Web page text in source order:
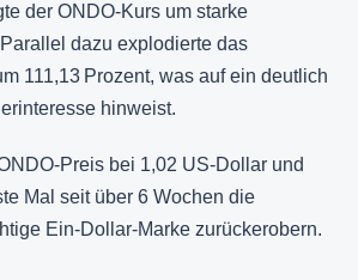
der ONDO-Kurs um starke
dazu explodierte das
111,13 Prozent, was auf ein deutlich
hinweist.
Preis bei 1,02 US-Dollar und
Mal seit über 6 Wochen die
Ein-Dollar-Marke zurückerobern.